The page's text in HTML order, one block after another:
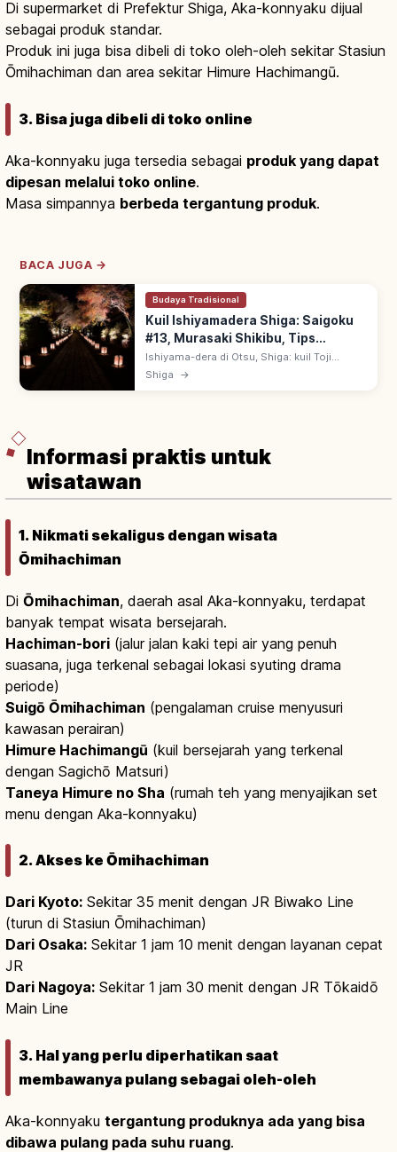
Di supermarket di Prefektur Shiga, Aka-konnyaku dijual
sebagai produk standar.
Produk ini juga bisa dibeli di toko oleh-oleh sekitar Stasiun
Ōmihachiman dan area sekitar Himure Hachimangū.
3. Bisa juga dibeli di toko online
Aka-konnyaku juga tersedia sebagai produk yang dapat
dipesan melalui toko online.
Masa simpannya berbeda tergantung produk.
BACA JUGA →
Budaya Tradisional
Kuil Ishiyamadera Shiga: Saigoku
#13, Murasaki Shikibu, Tips
Berkunjung
Ishiyama-dera di Otsu, Shiga: kuil Toji
Shingon, fudasho #13 Saigoku
Sanjusansho. Tradisi Murasaki Shikibu
Shiga →
Informasi praktis untuk
wisatawan
1. Nikmati sekaligus dengan wisata
Ōmihachiman
Di Ōmihachiman, daerah asal Aka-konnyaku, terdapat
banyak tempat wisata bersejarah.
Hachiman-bori (jalur jalan kaki tepi air yang penuh
suasana, juga terkenal sebagai lokasi syuting drama
periode)
Suigō Ōmihachiman (pengalaman cruise menyusuri
kawasan perairan)
Himure Hachimangū (kuil bersejarah yang terkenal
dengan Sagichō Matsuri)
Taneya Himure no Sha (rumah teh yang menyajikan set
menu dengan Aka-konnyaku)
2. Akses ke Ōmihachiman
Dari Kyoto: Sekitar 35 menit dengan JR Biwako Line
(turun di Stasiun Ōmihachiman)
Dari Osaka: Sekitar 1 jam 10 menit dengan layanan cepat
JR
Dari Nagoya: Sekitar 1 jam 30 menit dengan JR Tōkaidō
Main Line
3. Hal yang perlu diperhatikan saat
membawanya pulang sebagai oleh-oleh
Aka-konnyaku tergantung produknya ada yang bisa
dibawa pulang pada suhu ruang.